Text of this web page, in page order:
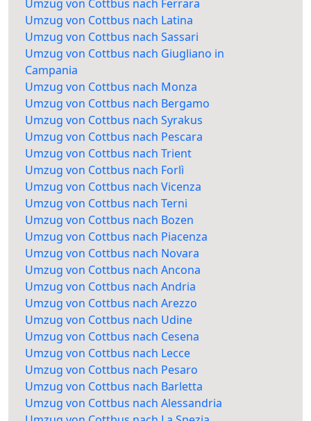
Umzug von Cottbus nach Ferrara
Umzug von Cottbus nach Latina
Umzug von Cottbus nach Sassari
Umzug von Cottbus nach Giugliano in
Campania
Umzug von Cottbus nach Monza
Umzug von Cottbus nach Bergamo
Umzug von Cottbus nach Syrakus
Umzug von Cottbus nach Pescara
Umzug von Cottbus nach Trient
Umzug von Cottbus nach Forlì
Umzug von Cottbus nach Vicenza
Umzug von Cottbus nach Terni
Umzug von Cottbus nach Bozen
Umzug von Cottbus nach Piacenza
Umzug von Cottbus nach Novara
Umzug von Cottbus nach Ancona
Umzug von Cottbus nach Andria
Umzug von Cottbus nach Arezzo
Umzug von Cottbus nach Udine
Umzug von Cottbus nach Cesena
Umzug von Cottbus nach Lecce
Umzug von Cottbus nach Pesaro
Umzug von Cottbus nach Barletta
Umzug von Cottbus nach Alessandria